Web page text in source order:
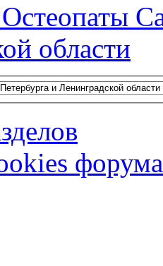
области
форума